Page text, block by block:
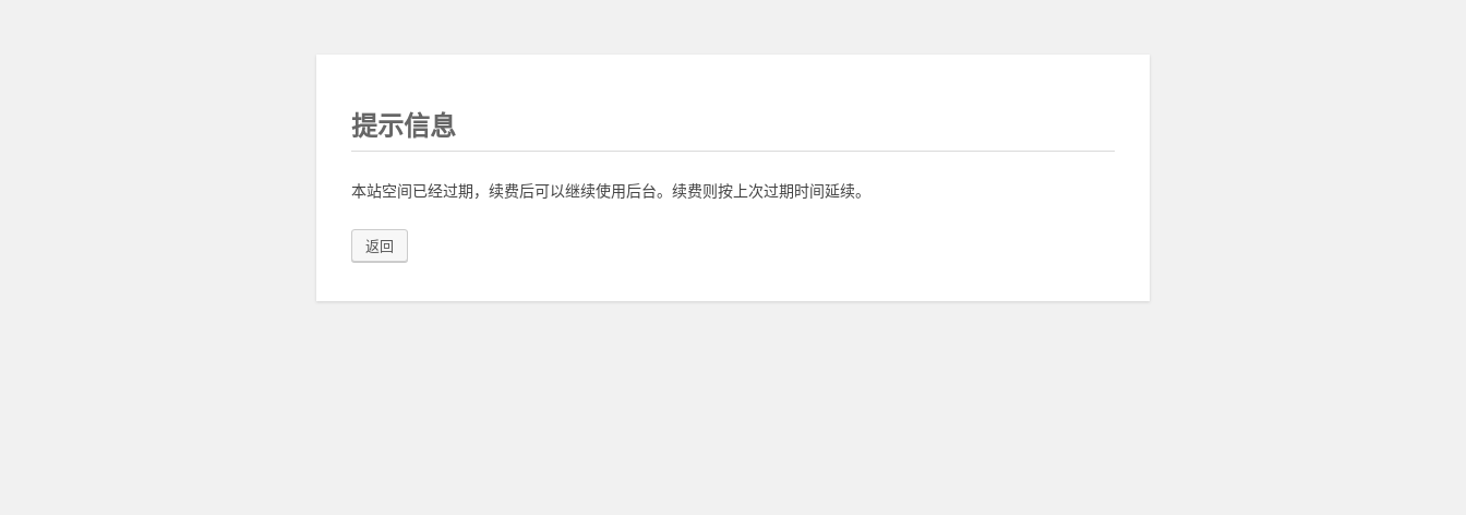
提示信息
本站空间已经过期，续费后可以继续使用后台。续费则按上次过期时间延续。
返回